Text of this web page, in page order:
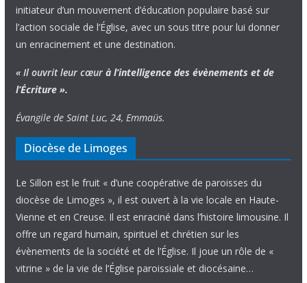
initiateur d’un mouvement d’éducation populaire basé sur
l’action sociale de l’Église, avec un sous titre pour lui donner
un enracinement et une destination.
« Il ouvrit leur cœur à l’intelligence des évènements et de
l’Écriture ».
Évangile de Saint Luc, 24, Emmaüs.
Diocèse de Limoges
Le Sillon est le fruit « d’une coopérative de paroisses du
diocèse de Limoges », il est ouvert à la vie locale en Haute-
Vienne et en Creuse. Il est enraciné dans l’histoire limousine. Il
offre un regard humain, spirituel et chrétien sur les
évènements de la société et de l’Église. Il joue un rôle de «
vitrine » de la vie de l’Église paroissiale et diocésaine…